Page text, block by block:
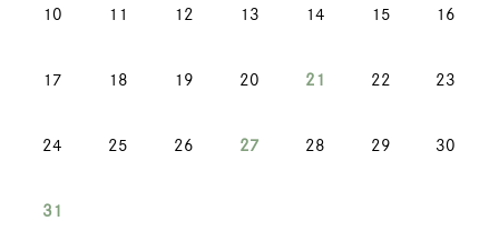
10 11 12 13 14 15 16
17 18 19 20 21 22 23
24 25 26 27 28 29 30
31